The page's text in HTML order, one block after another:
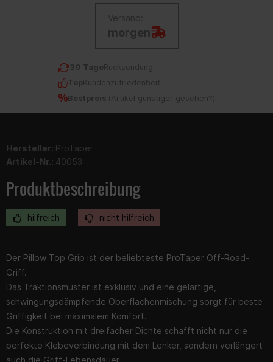
Versand:
morgen
30 TageRücksendung
TopKundenzufriedenheit
Bestpreis ( Artikel günstiger gesehen? )
Hersteller: ProTaper
Artikel-Nr.: 40053
Produktbeschreibung
hilfreich nicht hilfreich
Der Pillow Top Grip ist der beliebteste ProTaper Off-Road-
Griff.
Das Traktionsmuster ist exklusiv und eine gelartige,
schwingungsdämpfende Oberflächenmischung sorgt für beste
Griffigkeit bei maximalem Komfort.
Die Konstruktion mit dreifacher Dichte schafft nicht nur die
perfekte Klebeverbindung mit dem Lenker, sondern verlängert
auch die Griff-Lebensdauer.